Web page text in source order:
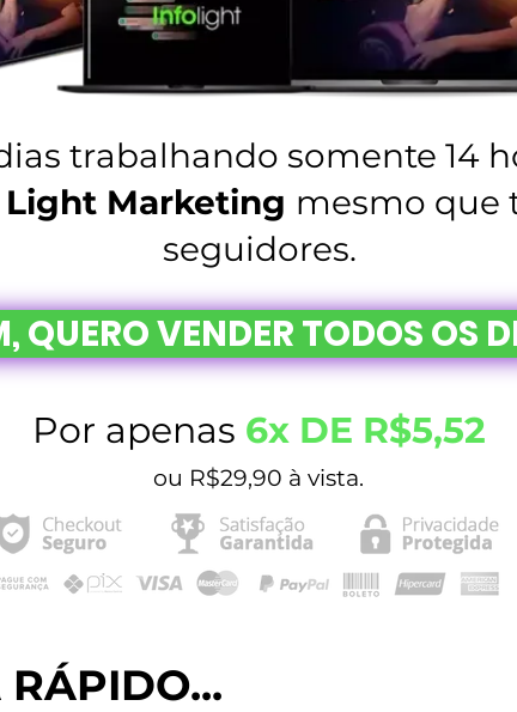
trabalhando somente 14
Light Marketing mesmo que
seguidores.
QUERO VENDER TODOS OS
Por apenas 6x DE R$5,52
ou R$29,90 à vista.